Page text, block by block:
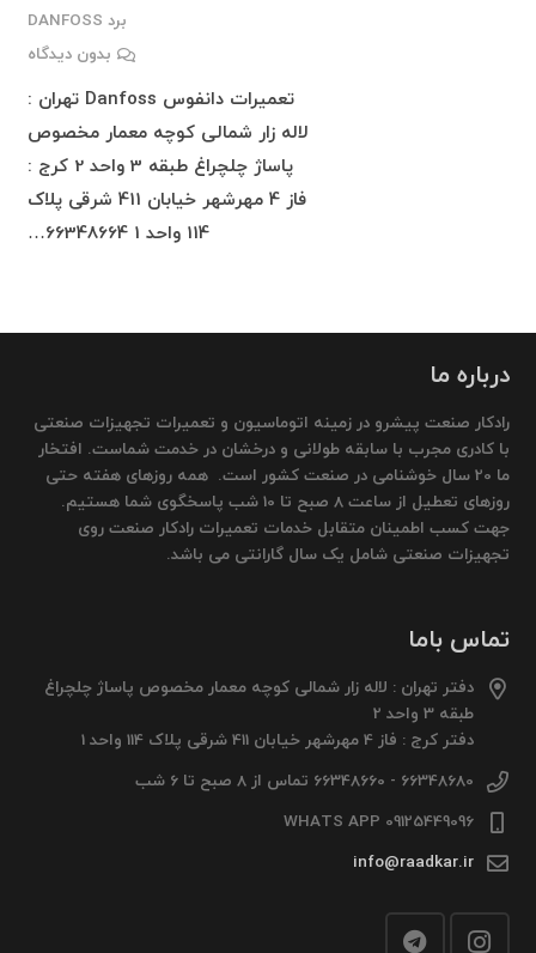
برد DANFOSS
بدون دیدگاه
تعمیرات دانفوس Danfoss تهران :
لاله زار شمالی کوچه معمار مخصوص
پاساژ چلچراغ طبقه 3 واحد 2 کرج :
فاز 4 مهرشهر خیابان 411 شرقی پلاک
114 واحد 1 66348664…
درباره ما
رادکار صنعت پیشرو در زمینه اتوماسیون و تعمیرات تجهیزات صنعتی
با کادری مجرب با سابقه طولانی و درخشان در خدمت شماست. افتخار
ما 20 سال خوشنامی در صنعت کشور است. همه روزهای هفته حتی
روزهای تعطیل از ساعت 8 صبح تا 10 شب پاسخگوی شما هستیم.
جهت کسب اطمینان متقابل خدمات تعمیرات رادکار صنعت روی
تجهیزات صنعتی شامل یک سال گارانتی می باشد.
تماس باما
دفتر تهران : لاله زار شمالی کوچه معمار مخصوص پاساژ چلچراغ
طبقه 3 واحد 2
دفتر کرج : فاز 4 مهرشهر خیابان 411 شرقی پلاک 114 واحد 1
66348680 - 66348660 تماس از 8 صبح تا 6 شب
09125449096 WHATS APP
info@raadkar.ir